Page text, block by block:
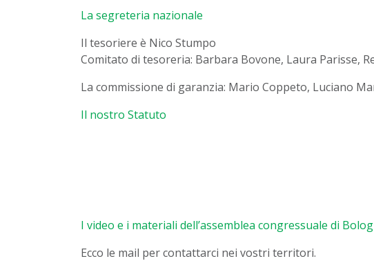
La segreteria nazionale
Il tesoriere è Nico Stumpo
Comitato di tesoreria: Barbara Bovone, Laura Parisse,
La commissione di garanzia: Mario Coppeto, Luciano
Il nostro Statuto
I video e i materiali dell’assemblea congressuale di
Ecco le mail per contattarci nei vostri territori.